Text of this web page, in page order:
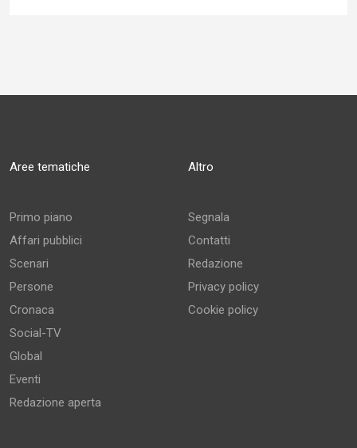
Aree tematiche
Primo piano
Affari pubblici
Scenari
Persone
Cronaca
Social-TV
Global
Eventi
Redazione aperta
Altro
Segnala
Contatti
Redazione
Privacy policy
Cookie policy